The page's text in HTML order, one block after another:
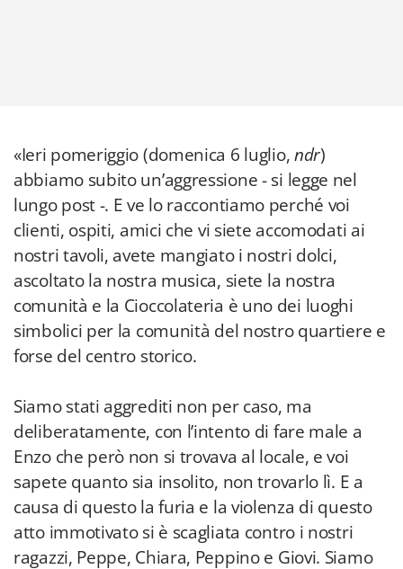
«Ieri pomeriggio (domenica 6 luglio,ndr)
abbiamo subito un’aggressione - si legge nel
lungo post -. E ve lo raccontiamo perché voi
clienti, ospiti, amici che vi siete accomodati ai
nostri tavoli, avete mangiato i nostri dolci,
ascoltato la nostra musica, siete la nostra
comunità e la Cioccolateria è uno dei luoghi
simbolici per la comunità del nostro quartiere e
forse del centro storico.
Siamo stati aggrediti non per caso, ma
deliberatamente, con l’intento di fare male a
Enzo che però non si trovava al locale, e voi
sapete quanto sia insolito, non trovarlo lì. E a
causa di questo la furia e la violenza di questo
atto immotivato si è scagliata contro i nostri
ragazzi, Peppe, Chiara, Peppino e Giovi. Siamo